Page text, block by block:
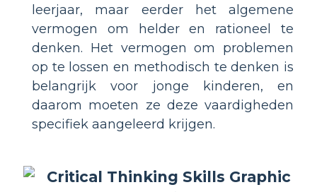
leerjaar, maar eerder het algemene
vermogen om helder en rationeel te
denken. Het vermogen om problemen
op te lossen en methodisch te denken is
belangrijk voor jonge kinderen, en
daarom moeten ze deze vaardigheden
specifiek aangeleerd krijgen.